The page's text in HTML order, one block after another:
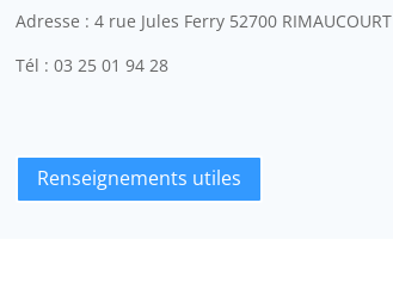
Adresse : 4 rue Jules Ferry 52700 RIMAUCOURT
Tél :03 25 01 94 28
Renseignements utiles